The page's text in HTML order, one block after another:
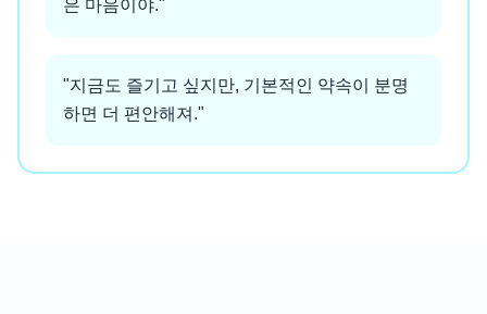
은 마음이야."
"지금도 즐기고 싶지만, 기본적인 약속이 분명
하면 더 편안해져."